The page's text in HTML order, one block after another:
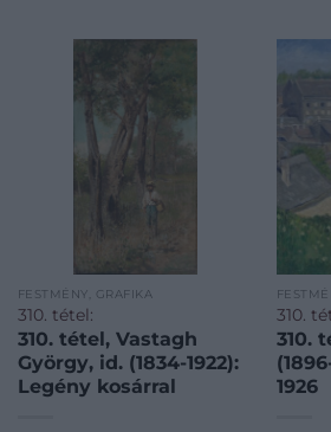
FESTMÉNY, GRAFIKA
310. tétel:
310. tétel, Vastagh
György, id. (1834-1922):
Legény kosárral
310.
310.
1926